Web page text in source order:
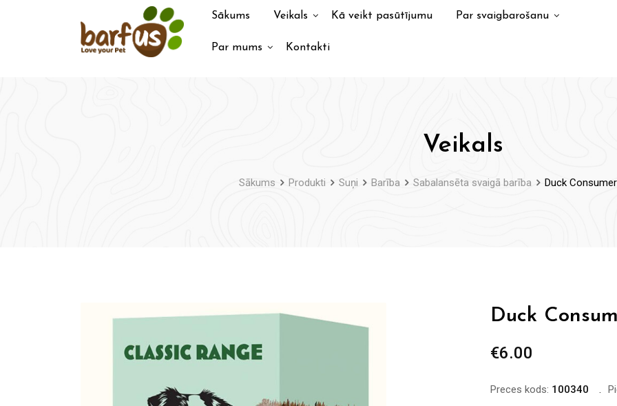
Sākums Veikals Kā veikt pasūtījumu Par svaigbarošanu
Par mums Kontakti
Veikals
Sākums Produkti Suņi Barība Sabalansēta svaigā barība Duck
Duck
€6.00
Preces kods: 100340